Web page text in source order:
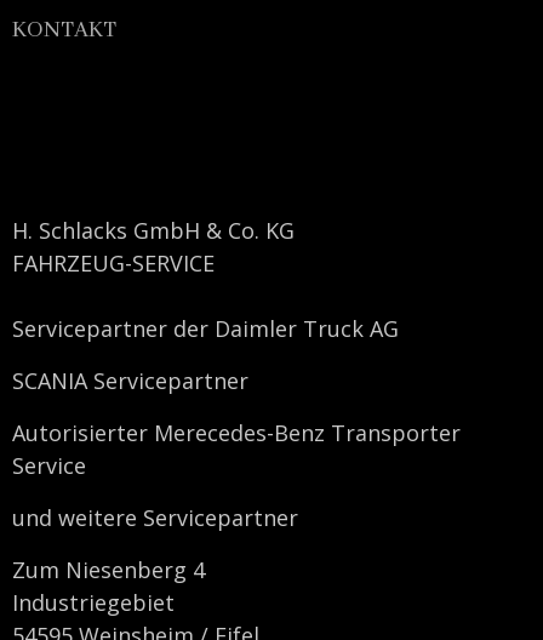
KONTAKT
H. Schlacks GmbH & Co. KG
FAHRZEUG-SERVICE
Servicepartner der Daimler Truck AG
SCANIA Servicepartner
Autorisierter Merecedes-Benz Transporter
Service
und weitere Servicepartner
Zum Niesenberg 4
Industriegebiet